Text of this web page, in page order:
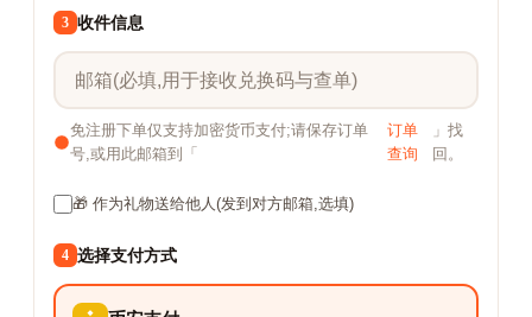
3 收件信息
免注册下单仅支持加密货币支付;请保存订单
号,或用此邮箱到「
订单
查询
」找
回。
🎁 作为礼物送给他人(发到对方邮箱,选填)
4 选择支付方式